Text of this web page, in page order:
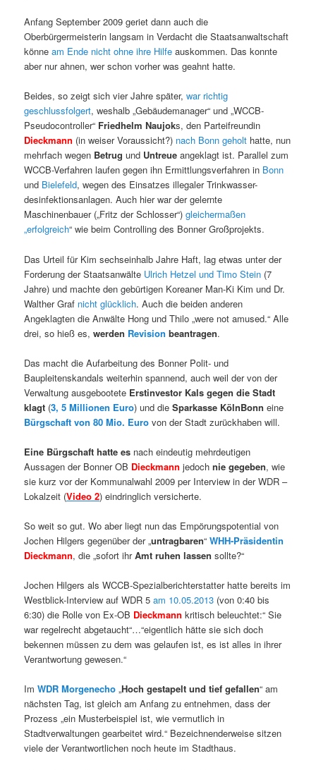
Anfang September 2009 geriet dann auch die
Oberbürgermeisterin langsam in Verdacht die Staatsanwaltschaft
könneam Ende nicht ohne ihre Hilfeauskommen. Das konnte
aber nur ahnen, wer schon vorher was geahnt hatte.
Beides, so zeigt sich vier Jahre später,war richtig
geschlussfolgert, weshalb „Gebäudemanager“ und „WCCB-
Pseudocontroller“ Friedhelm Naujoks, den Parteifreundin
Dieckmann (in weiser Voraussicht?) nach Bonn geholt hatte, nun
mehrfach wegen Betrug und Untreue angeklagt ist. Parallel zum
WCCB-Verfahren laufen gegen ihn Ermittlungsverfahren in Bonn
und Bielefeld, wegen des Einsatzes illegaler Trinkwasser-
desinfektionsanlagen. Auch hier war der gelernte
Maschinenbauer („Fritz der Schlosser“)gleichermaßen
„erfolgreich“ wie beim Controlling des Bonner Großprojekts.
Das Urteil für Kim sechseinhalb Jahre Haft, lag etwas unter der
Forderung der Staatsanwälte Ulrich Hetzel und Timo Stein (7
Jahre) und machte den gebürtigen Koreaner Man-Ki Kim und Dr.
Walther Graf nicht glücklich. Auch die beiden anderen
Angeklagten die Anwälte Hong und Thilo „were not amused.“ Alle
drei, so hieß es,werden Revision beantragen.
Das macht die Aufarbeitung des Bonner Polit- und
Baupleitenskandals weiterhin spannend, auch weil der von der
Verwaltung ausgebootete Erstinvestor Kals gegen die Stadt
klagt (3, 5 Millionen Euro) und dieSparkasse KölnBonneine
Bürgschaft von 80 Mio. Eurovon der Stadt zurückhaben will.
Eine Bürgschaft hatte es nach eindeutig mehrdeutigen
Aussagen der Bonner OB Dieckmann jedoch nie gegeben, wie
sie kurz vor der Kommunalwahl 2009 per Interview in der WDR –
Lokalzeit (Video 2) eindringlich versicherte.
So weit so gut. Wo aber liegt nun das Empörungspotential von
Jochen Hilgers gegenüber der „untragbaren“WHH-Präsidentin
Dieckmann, die „sofort ihrAmt ruhen lassen sollte?“
Jochen Hilgers als WCCB-Spezialberichterstatter hatte bereits im
Westblick-Interview auf WDR 5am 10.05.2013 (von 0:40 bis
6:30) die Rolle von Ex-OB Dieckmannkritisch beleuchtet:“ Sie
war regelrecht abgetaucht“…“eigentlich hätte sie sich doch
bekennen müssen zu dem was gelaufen ist, es ist alles in ihrer
Verantwortung gewesen.“
ImWDR Morgenecho „Hoch gestapelt und tief gefallen“ am
nächsten Tag, ist gleich am Anfang zu entnehmen, dass der
Prozess „ein Musterbeispiel ist, wie vermutlich in
Stadtverwaltungen gearbeitet wird.“ Bezeichnenderweise sitzen
viele der Verantwortlichen noch heute im Stadthaus.